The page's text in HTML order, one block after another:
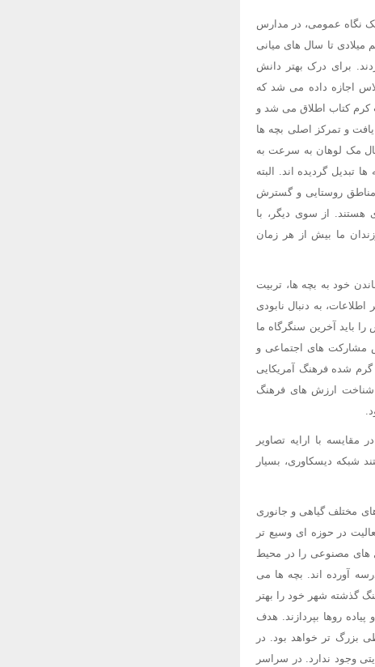
نگاه عمومی، در مدارس
تا سال های میانی
برای درک بهتر دانش
اجازه داده می شد که
کرم کتاب اطلاق می شد و
و تمرکز اصلی بچه ها
مک لوهان به سرعت به
تبدیل گردیده اند. البته
مناطق روستایی و گسترش
از سوی دیگر، با
ما بیش از هر زمان
خود به بچه ها، تربیت
به دنبال نابودی
باید آخرین سنگرگاه ما
مشارکت های اجتماعی و
شده فرهنگ آمریکایی
شناخت ارزش های فرهنگ
با ارایه تصاویر
شبکه دیسکاوری، بسیار
مختلف گیاهی و جانوری
در حوزه ای وسیع تر
های مصنوعی را در محیط
آورده اند. بچه ها می
گذشته شهر خود را بهتر
روها بپردازند. هدف
بزرگ تر خواهد بود. در
وجود ندارد. در سراسر